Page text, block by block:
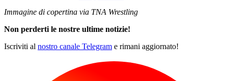
Immagine di copertina via TNA Wrestling
Non perderti le nostre ultime notizie!
Iscriviti al nostro canale Telegram e rimani aggiornato!